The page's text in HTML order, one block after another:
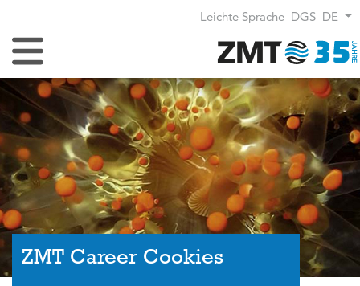
Leichte Sprache DGS DE
Navigation umschalten
ZMT Career Cookies